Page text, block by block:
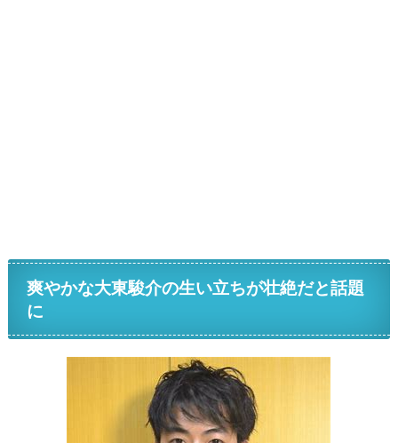
爽やかな大東駿介の生い立ちが壮絶だと話題
に